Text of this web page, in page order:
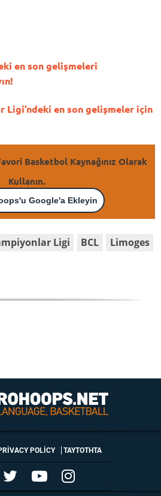
en son gelişmeleri
Ligi’ndeki en son gelişmeler için
Basketbol Kaynağınız Olarak
Kullanın.
Google'a Ekleyin
Ligi BCL
Limoges
POLICY ΤΑΥΤΟΤΗΤΑ